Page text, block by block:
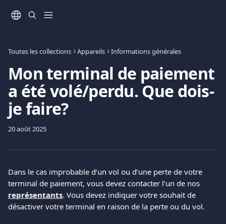
Toutes les collections Appareils Informations générales
Mon terminal de paiement
a été volé/perdu. Que dois-
je faire?
20 août 2025
Dans le cas improbable d’un vol ou d’une perte de votre
terminal de paiement, vous devez contacter l’un de nos
représentants. Vous devez indiquer votre souhait de
désactiver votre terminal en raison de la perte ou du vol.